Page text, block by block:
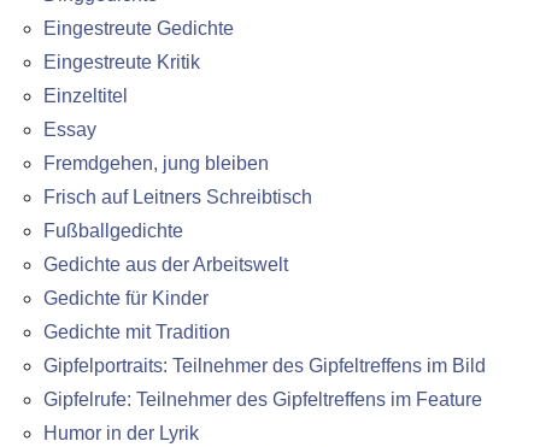
Eingestreute Gedichte
Eingestreute Kritik
Einzeltitel
Essay
Fremdgehen, jung bleiben
Frisch auf Leitners Schreibtisch
Fußballgedichte
Gedichte aus der Arbeitswelt
Gedichte für Kinder
Gedichte mit Tradition
Gipfelportraits: Teilnehmer des Gipfeltreffens im Bild
Gipfelrufe: Teilnehmer des Gipfeltreffens im Feature
Humor in der Lyrik